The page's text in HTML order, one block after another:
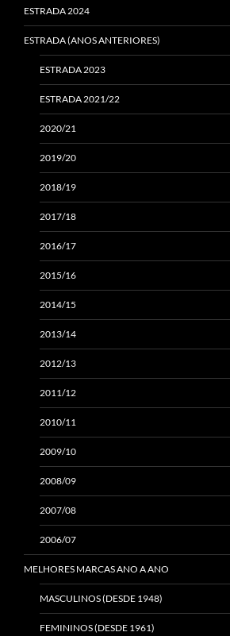
ESTRADA 2024
ESTRADA (ANOS ANTERIORES)
ESTRADA 2023
ESTRADA 2021/22
2020/21
2019/20
2018/19
2017/18
2016/17
2015/16
2014/15
2013/14
2012/13
2011/12
2010/11
2009/10
2008/09
2007/08
2006/07
MELHORES MARCAS ANO A ANO
MASCULINOS (DESDE 1948)
FEMININOS (DESDE 1961)